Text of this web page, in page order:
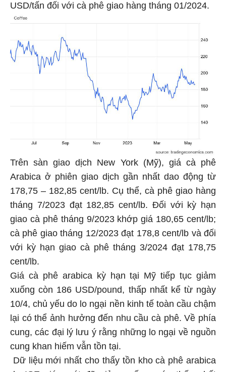
USD/tấn đối với cà phê giao hàng tháng 01/2024.
Trên sàn giao dịch New York (Mỹ), giá cà phê
Arabica ở phiên giao dịch gần nhất dao động từ
178,75 – 182,85 cent/lb. Cụ thể, cà phê giao hàng
tháng 7/2023 đạt 182,85 cent/lb. Đối với kỳ hạn
giao cà phê tháng 9/2023 khớp giá 180,65 cent/lb;
cà phê giao tháng 12/2023 đạt 178,8 cent/lb và đối
với kỳ hạn giao cà phê tháng 3/2024 đạt 178,75
cent/lb.
Giá cà phê arabica kỳ hạn tại Mỹ tiếp tục giảm
xuống còn 186 USD/pound, thấp nhất kể từ ngày
10/4, chủ yếu do lo ngại nền kinh tế toàn cầu chậm
lại có thể ảnh hưởng đến nhu cầu cà phê. Về phía
cung, các đại lý lưu ý rằng những lo ngại về nguồn
cung khan hiếm vẫn tồn tại.
Dữ liệu mới nhất cho thấy tồn kho cà phê arabica